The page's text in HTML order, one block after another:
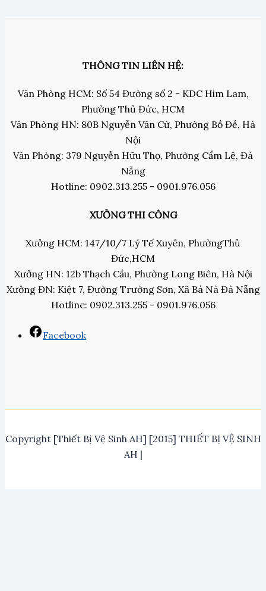
THÔNG TIN LIÊN HỆ:
Văn Phòng HCM: Số 54 Đường số 2 - KDC Him Lam,
Phường Thủ Đức, HCM
Văn Phòng HN: 80B Nguyễn Văn Cừ, Phường Bồ Đề, Hà
Nội
Văn Phòng: 379 Nguyễn Hữu Thọ, Phường Cẩm Lệ, Đà
Nẵng
Hotline: 0902.313.255 - 0901.976.056
XƯỞNG THI CÔNG
Xưởng HCM: 147/10/7 Lý Tế Xuyên, PhườngThủ
Đức,HCM
Xưởng HN: 12b Thạch Cầu, Phường Long Biên, Hà Nội
Xưởng ĐN: Kiệt 7, Đường Trường Sơn, Xã Bà Nà Đà Nẵng
Hotline: 0902.313.255 - 0901.976.056
Facebook
Copyright [Thiết Bị Vệ Sinh AH] [2015] THIẾT BỊ VỆ SINH
AH |